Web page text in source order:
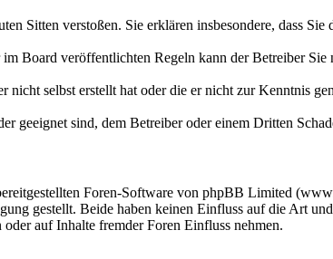
Sitten verstoßen. Sie erklären insbesondere, dass Sie
Board veröffentlichten Regeln kann der Betreiber
selbst erstellt hat oder die er nicht zur Kenntnis
geeignet sind, dem Betreiber oder einem Dritten
Foren-Software von phpBB Limited
gestellt. Beide haben keinen Einfluss auf die Art
auf Inhalte fremder Foren Einfluss nehmen.